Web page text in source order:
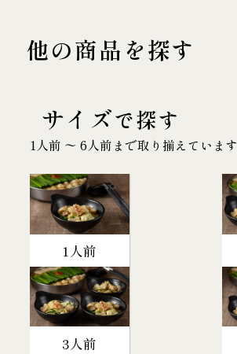
他の商品を探す
サイズで探す
1人前 〜 6人前まで取り揃えています
1人前
3人前